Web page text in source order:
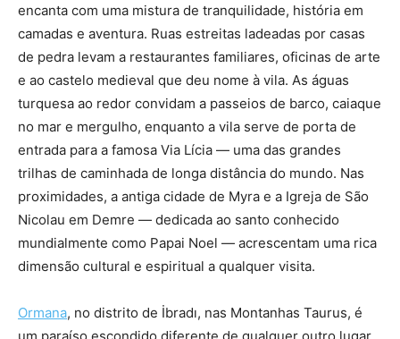
encanta com uma mistura de tranquilidade, história em
camadas e aventura. Ruas estreitas ladeadas por casas
de pedra levam a restaurantes familiares, oficinas de arte
e ao castelo medieval que deu nome à vila. As águas
turquesa ao redor convidam a passeios de barco, caiaque
no mar e mergulho, enquanto a vila serve de porta de
entrada para a famosa Via Lícia — uma das grandes
trilhas de caminhada de longa distância do mundo. Nas
proximidades, a antiga cidade de Myra e a Igreja de São
Nicolau em Demre — dedicada ao santo conhecido
mundialmente como Papai Noel — acrescentam uma rica
dimensão cultural e espiritual a qualquer visita.
Ormana, no distrito de İbradı, nas Montanhas Taurus, é
um paraíso escondido diferente de qualquer outro lugar